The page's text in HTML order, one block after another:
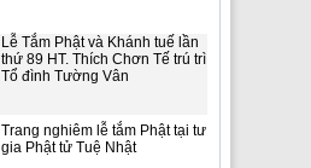
Lễ Tắm Phật và Khánh tuế lần
thứ 89 HT. Thích Chơn Tế trú trì
Tổ đình Tường Vân
Trang nghiêm lễ tắm Phật tại tư
gia Phật tử Tuệ Nhật